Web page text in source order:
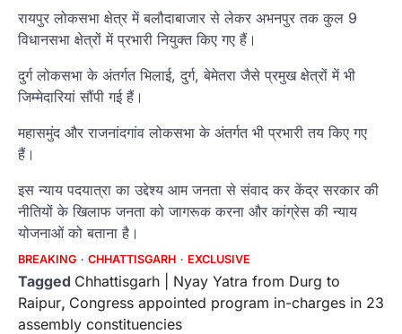
रायपुर लोकसभा क्षेत्र में बलौदाबाजार से लेकर अभनपुर तक कुल 9
विधानसभा क्षेत्रों में प्रभारी नियुक्त किए गए हैं।
दुर्ग लोकसभा के अंतर्गत भिलाई, दुर्ग, बेमेतरा जैसे प्रमुख क्षेत्रों में भी
जिम्मेदारियां सौंपी गई हैं।
महासमुंद और राजनांदगांव लोकसभा के अंतर्गत भी प्रभारी तय किए गए
हैं।
इस न्याय पदयात्रा का उद्देश्य आम जनता से संवाद कर केंद्र सरकार की
नीतियों के खिलाफ जनता को जागरूक करना और कांग्रेस की न्याय
योजनाओं को बताना है।
BREAKING CHHATTISGARH EXCLUSIVE
Tagged Chhattisgarh | Nyay Yatra from Durg to
Raipur, Congress appointed program in-charges in 23
assembly constituencies